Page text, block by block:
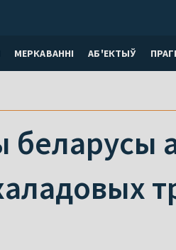
МЕРКАВАННI АБ'ЕКТЫЎ
беларусы